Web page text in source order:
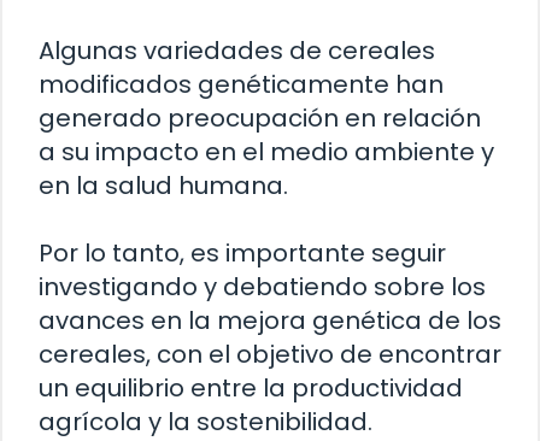
Algunas variedades de cereales
modificados genéticamente han
generado preocupación en relación
a su impacto en el medio ambiente y
en la salud humana.
Por lo tanto, es importante seguir
investigando y debatiendo sobre los
avances en la mejora genética de los
cereales, con el objetivo de encontrar
un equilibrio entre la productividad
agrícola y la sostenibilidad.